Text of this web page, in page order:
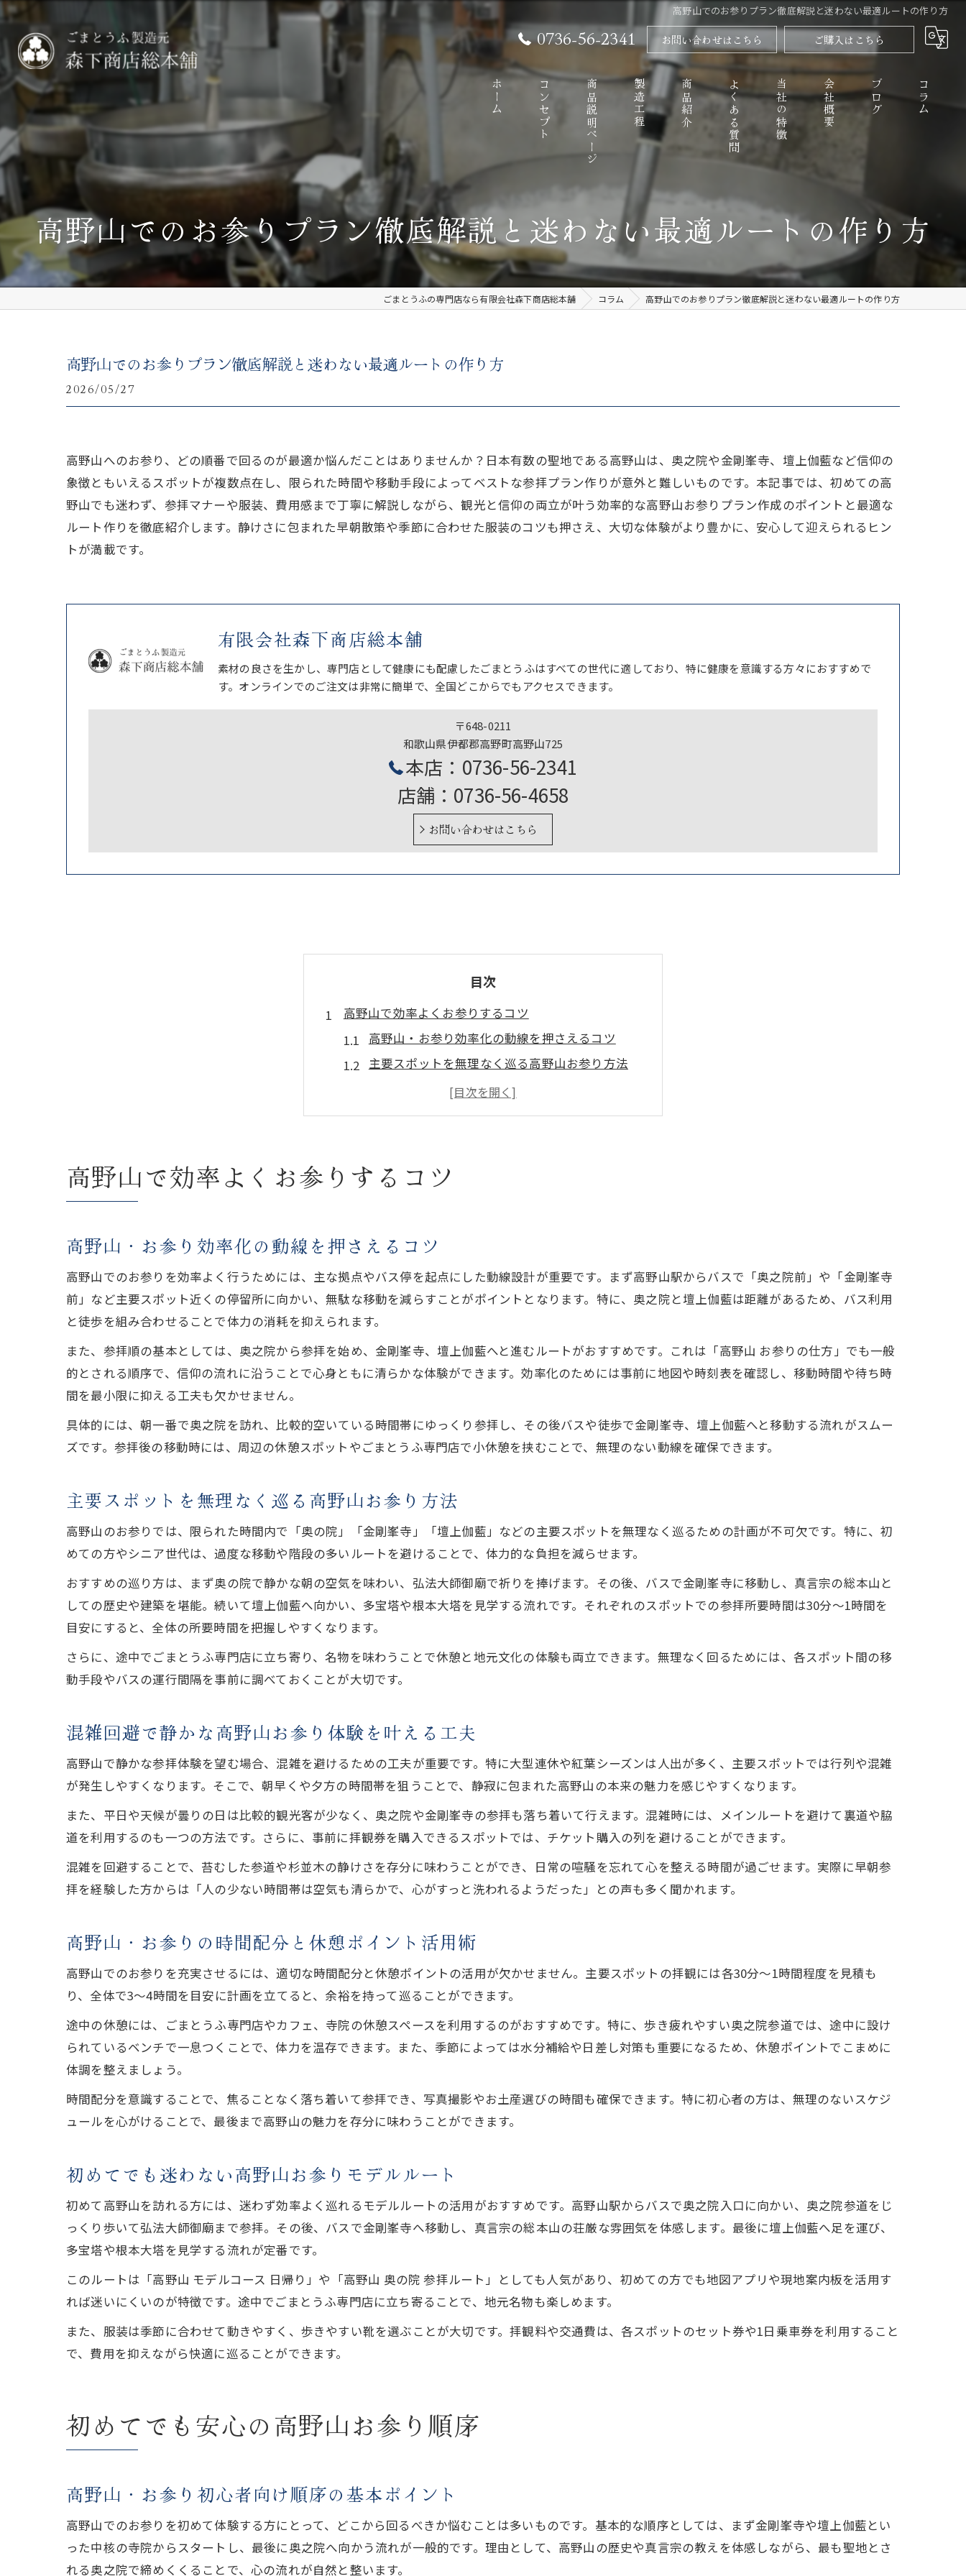
高野山でのお参りプラン徹底解説と迷わない最適ルートの作り方
0736-56-2341 お問い合わせはこちら ご購入はこちら
ホーム コンセプト 商品説明ページ 製造工程 商品紹介 よくある質問 当社の特徴
精進料理
なめらか
お取り寄せ
会社概要 ブログ コラム
高野山でのお参りプラン徹底解説と迷わない最適ルートの作り方
ごまとうふの専門店なら有限会社森下商店総本舗 コラム 高野山でのお参りプラン徹底解説と迷わない最適ルートの作り方
高野山でのお参りプラン徹底解説と迷わない最適ルートの作り方
2026/05/27
高野山へのお参り、どの順番で回るのが最適か悩んだことはありませんか？日本有数の聖地である高野山は、奥之院や金剛峯寺、壇上伽藍など信仰の
象徴ともいえるスポットが複数点在し、限られた時間や移動手段によってベストな参拝プラン作りが意外と難しいものです。本記事では、初めての高
野山でも迷わず、参拝マナーや服装、費用感まで丁寧に解説しながら、観光と信仰の両立が叶う効率的な高野山お参りプラン作成のポイントと最適な
ルート作りを徹底紹介します。静けさに包まれた早朝散策や季節に合わせた服装のコツも押さえ、大切な体験がより豊かに、安心して迎えられるヒン
トが満載です。
有限会社森下商店総本舗
素材の良さを生かし、専門店として健康にも配慮したごまとうふはすべての世代に適しており、特に健康を意識する方々におすすめで
す。オンラインでのご注文は非常に簡単で、全国どこからでもアクセスできます。
〒648-0211
和歌山県伊都郡高野町高野山725
本店：0736-56-2341
店舗：0736-56-4658
お問い合わせはこちら
目次
高野山で効率よくお参りするコツ
高野山・お参り効率化の動線を押さえるコツ
主要スポットを無理なく巡る高野山お参り方法
混雑回避で静かな高野山お参り体験を叶える工夫
高野山・お参りの時間配分と休憩ポイント活用術
初めてでも安心の高野山お参り順序
高野山・お参り初心者向け順序の基本ポイント
奥之院や金剛峯寺を含む高野山お参りの回り方
迷わず進める高野山お参りルートの決め方
服装と費用に迷わない参拝の準備術
高野山お参りで必要な費用の目安を事前に把握
高野山・お参りに便利な持ち物と準備リスト
高野山お参りの拝観料やセット券の賢い利用法
高野山・お参り一泊二日モデルコースの魅力
車やバスで巡る高野山お参りルートの選び方
高野山・お参り快適移動のための注意点
真言宗高野山のお参り作法と心得
真言宗ならではの高野山お参りマナーと心得
高野山・お参りの撮影可否や境内での配慮事項
季節ごとの高野山参拝を楽しむポイント
春夏秋冬で異なる高野山・お参りの魅力を堪能
季節ごとの高野山お参り服装と注意点ガイド
高野山・お参りのおすすめ時期と混雑回避術
自然と調和する高野山お参りの楽しみ方
季節限定の高野山お参りイベントや体験紹介
高野山で効率よくお参りするコツ
高野山・お参り効率化の動線を押さえるコツ
高野山でのお参りを効率よく行うためには、主な拠点やバス停を起点にした動線設計が重要です。まず高野山駅からバスで「奥之院前」や「金剛峯寺
前」など主要スポット近くの停留所に向かい、無駄な移動を減らすことがポイントとなります。特に、奥之院と壇上伽藍は距離があるため、バス利用
と徒歩を組み合わせることで体力の消耗を抑えられます。
また、参拝順の基本としては、奥之院から参拝を始め、金剛峯寺、壇上伽藍へと進むルートがおすすめです。これは「高野山 お参りの仕方」でも一般
的とされる順序で、信仰の流れに沿うことで心身ともに清らかな体験ができます。効率化のためには事前に地図や時刻表を確認し、移動時間や待ち時
間を最小限に抑える工夫も欠かせません。
具体的には、朝一番で奥之院を訪れ、比較的空いている時間帯にゆっくり参拝し、その後バスや徒歩で金剛峯寺、壇上伽藍へと移動する流れがスムー
ズです。参拝後の移動時には、周辺の休憩スポットやごまとうふ専門店で小休憩を挟むことで、無理のない動線を確保できます。
主要スポットを無理なく巡る高野山お参り方法
高野山のお参りでは、限られた時間内で「奥の院」「金剛峯寺」「壇上伽藍」などの主要スポットを無理なく巡るための計画が不可欠です。特に、初
めての方やシニア世代は、過度な移動や階段の多いルートを避けることで、体力的な負担を減らせます。
おすすめの巡り方は、まず奥の院で静かな朝の空気を味わい、弘法大師御廟で祈りを捧げます。その後、バスで金剛峯寺に移動し、真言宗の総本山と
しての歴史や建築を堪能。続いて壇上伽藍へ向かい、多宝塔や根本大塔を見学する流れです。それぞれのスポットでの参拝所要時間は30分〜1時間を
目安にすると、全体の所要時間を把握しやすくなります。
さらに、途中でごまとうふ専門店に立ち寄り、名物を味わうことで休憩と地元文化の体験も両立できます。無理なく回るためには、各スポット間の移
動手段やバスの運行間隔を事前に調べておくことが大切です。
混雑回避で静かな高野山お参り体験を叶える工夫
高野山で静かな参拝体験を望む場合、混雑を避けるための工夫が重要です。特に大型連休や紅葉シーズンは人出が多く、主要スポットでは行列や混雑
が発生しやすくなります。そこで、朝早くや夕方の時間帯を狙うことで、静寂に包まれた高野山の本来の魅力を感じやすくなります。
また、平日や天候が曇りの日は比較的観光客が少なく、奥之院や金剛峯寺の参拝も落ち着いて行えます。混雑時には、メインルートを避けて裏道や脇
道を利用するのも一つの方法です。さらに、事前に拝観券を購入できるスポットでは、チケット購入の列を避けることができます。
混雑を回避することで、苔むした参道や杉並木の静けさを存分に味わうことができ、日常の喧騒を忘れて心を整える時間が過ごせます。実際に早朝参
拝を経験した方からは「人の少ない時間帯は空気も清らかで、心がすっと洗われるようだった」との声も多く聞かれます。
高野山・お参りの時間配分と休憩ポイント活用術
高野山でのお参りを充実させるには、適切な時間配分と休憩ポイントの活用が欠かせません。主要スポットの拝観には各30分〜1時間程度を見積も
り、全体で3〜4時間を目安に計画を立てると、余裕を持って巡ることができます。
途中の休憩には、ごまとうふ専門店やカフェ、寺院の休憩スペースを利用するのがおすすめです。特に、歩き疲れやすい奥之院参道では、途中に設け
られているベンチで一息つくことで、体力を温存できます。また、季節によっては水分補給や日差し対策も重要になるため、休憩ポイントでこまめに
体調を整えましょう。
時間配分を意識することで、焦ることなく落ち着いて参拝でき、写真撮影やお土産選びの時間も確保できます。特に初心者の方は、無理のないスケジ
ュールを心がけることで、最後まで高野山の魅力を存分に味わうことができます。
初めてでも迷わない高野山お参りモデルルート
初めて高野山を訪れる方には、迷わず効率よく巡れるモデルルートの活用がおすすめです。高野山駅からバスで奥之院入口に向かい、奥之院参道をじ
っくり歩いて弘法大師御廟まで参拝。その後、バスで金剛峯寺へ移動し、真言宗の総本山の荘厳な雰囲気を体感します。最後に壇上伽藍へ足を運び、
多宝塔や根本大塔を見学する流れが定番です。
このルートは「高野山 モデルコース 日帰り」や「高野山 奥の院 参拝ルート」としても人気があり、初めての方でも地図アプリや現地案内板を活用す
れば迷いにくいのが特徴です。途中でごまとうふ専門店に立ち寄ることで、地元名物も楽しめます。
また、服装は季節に合わせて動きやすく、歩きやすい靴を選ぶことが大切です。拝観料や交通費は、各スポットのセット券や1日乗車券を利用すること
で、費用を抑えながら快適に巡ることができます。
初めてでも安心の高野山お参り順序
高野山・お参り初心者向け順序の基本ポイント
高野山でのお参りを初めて体験する方にとって、どこから回るべきか悩むことは多いものです。基本的な順序としては、まず金剛峯寺や壇上伽藍とい
った中核の寺院からスタートし、最後に奥之院へ向かう流れが一般的です。理由として、高野山の歴史や真言宗の教えを体感しながら、最も聖地とさ
れる奥之院で締めくくることで、心の流れが自然と整います。